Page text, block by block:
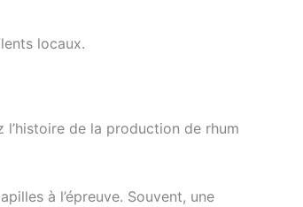
locaux.
de la production de rhum
à l’épreuve. Souvent, une